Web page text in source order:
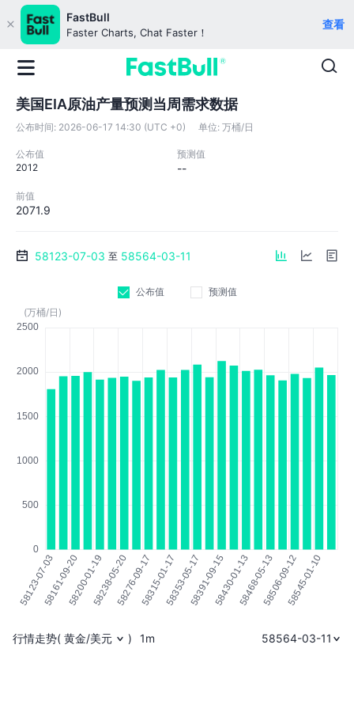
FastBull
Faster Charts, Chat Faster！
查看
美国EIA原油产量预测当周需求数据
公布时间: 2026-06-17 14:30 (UTC +0) 单位: 万桶/日
公布值
2012
预测值
--
前值
2071.9
58123-07-03 至 58564-03-11
公布值
预测值
(万桶/日)
行情走势( 黄金/美元 ) 1m 58564-03-11